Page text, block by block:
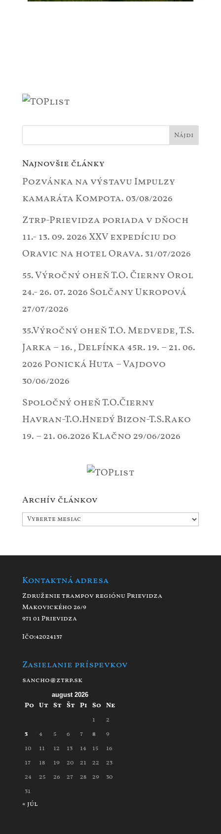
Najnovšie články
Pozvánka na výstavu Impulzy
kamaráta Kompota. 03/08/2026
Ztrp-Prievidza poriada v dňoch
11.- 13. 09. 2026 XXV expedíciu do
Oravic na hotel Orava. 31/07/2026
55. Výročný oheň T.O. Čierny Orol
24.- 26. 07. 2026 Solčany Ukropová
27/07/2026
35.Výročný oheň T.O. Medvede, T.S.
Jarka – 16., Delfínka 45r. 19. – 21. 06.
2026 Ponická Huta – Vajdovo
30/06/2026
Spoločný oheň T.O.Čierny
Havran-T.O.Hnedý Bizon-T.S.Rako
19. – 21. 06.2026 Klačno 29/06/2026
Archív článkov
Archív
Kontaktná adresa
Združenie trampov regiónu Prievidza
Makovického 26/9
971 01 Prievidza
Ičo:42024137
Zasielanie príspevkov
sancho@ztrp.sk
august 2026
Po Ut St Št Pi So Ne
1
2
3
4 5 6 7 8
9
10
11 12 13 14 15
16
17
18 19 20 21 22
23
24
25 26 27 28 29
30
31
« júl